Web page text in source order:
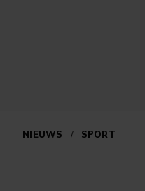
NIEUWS / SPORT